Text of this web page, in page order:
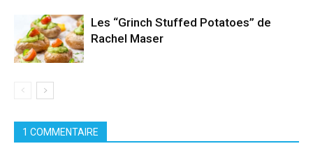
Les “Grinch Stuffed Potatoes” de
Rachel Maser
1 COMMENTAIRE